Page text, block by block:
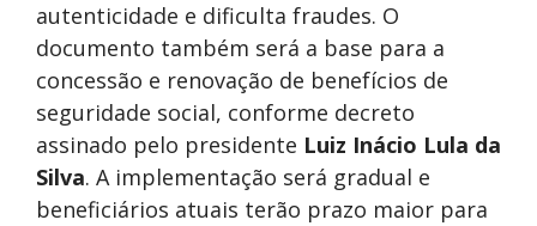
autenticidade e dificulta fraudes. O
documento também será a base para a
concessão e renovação de benefícios de
seguridade social, conforme decreto
assinado pelo presidente Luiz Inácio Lula da
Silva. A implementação será gradual e
beneficiários atuais terão prazo maior para